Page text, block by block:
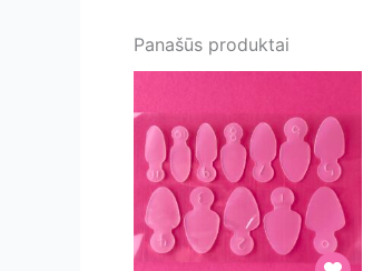
Panašūs produktai